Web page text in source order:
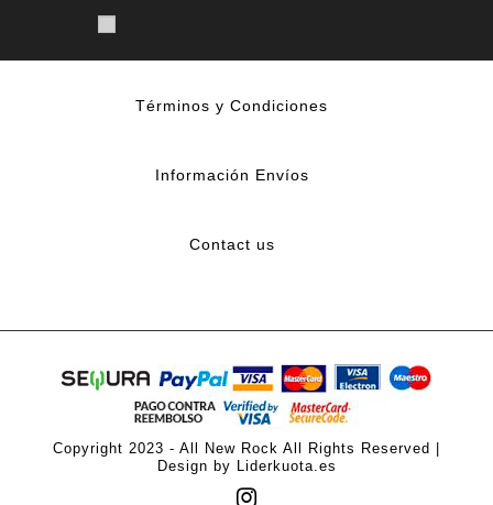
Términos y Condiciones
Información Envíos
Contact us
Copyright 2023 - All New Rock All Rights Reserved |
Design by Liderkuota.es